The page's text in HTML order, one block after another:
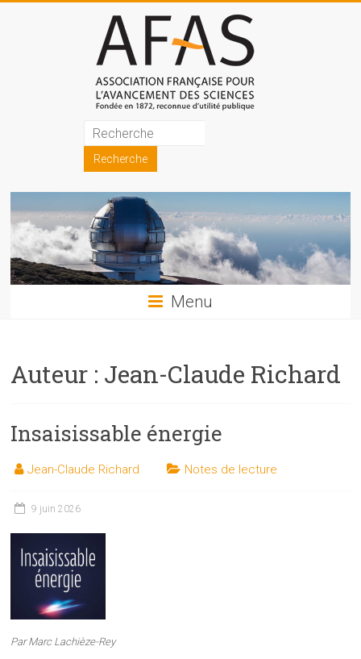
Association
française
pour
l'avancement
des
sciences
les
les
auprès
public
Menu
Auteur : Jean-Claude Richard
Insaisissable énergie
Jean-Claude Richard Notes de lecture
9 juin 2026
Par Marc Lachièze-Rey